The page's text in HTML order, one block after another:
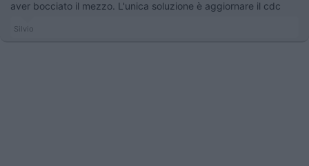
aver bocciato il mezzo. L'unica soluzione è aggiornare il cdc
Silvio